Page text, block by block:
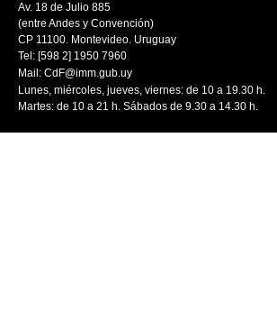
Av. 18 de Julio 885
(entre Andes y Convención)
CP 11100. Montevideo. Uruguay
Tel: [598 2] 1950 7960
Mail: CdF@imm.gub.uy
Lunes, miércoles, jueves, viernes: de 10 a 19.30 h.
Martes: de 10 a 21 h. Sábados de 9.30 a 14.30 h.